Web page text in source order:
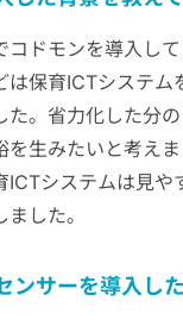
ドモンを導入して
は保育ICTシステ
た。省力化した分
生みたいと考えま
ICTシステムは見
した。
ンサーを導入した